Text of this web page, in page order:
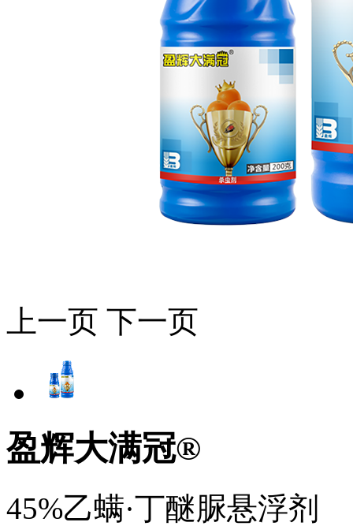
上一页 下一页
盈辉大满冠®
45%乙螨·丁醚脲悬浮剂